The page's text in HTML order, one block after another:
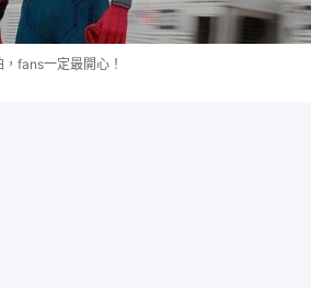
fans一定最開心！